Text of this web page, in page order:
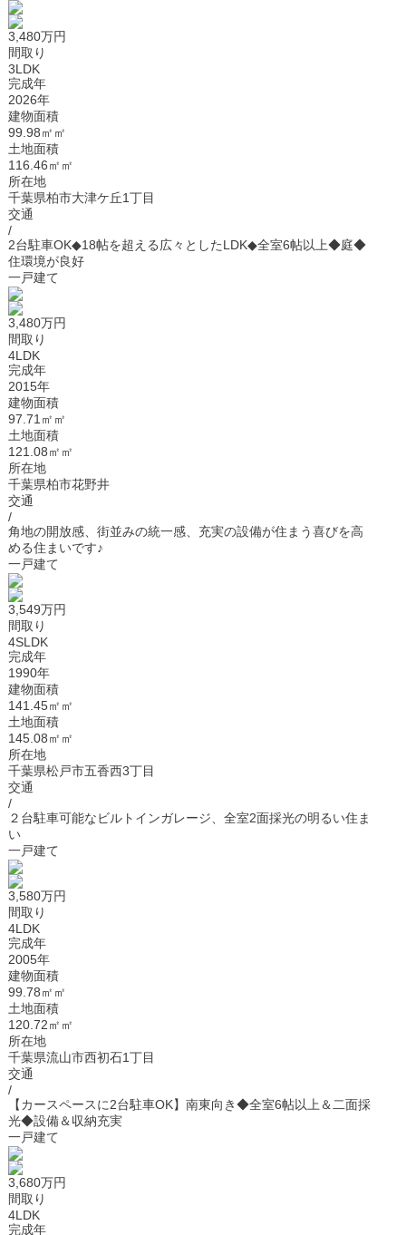
3,480万円
間取り
3LDK
完成年
2026年
建物面積
99.98㎡㎡
土地面積
116.46㎡㎡
所在地
千葉県柏市大津ケ丘1丁目
交通
/
2台駐車OK◆18帖を超える広々としたLDK◆全室6帖以上◆庭◆
住環境が良好
一戸建て
3,480万円
間取り
4LDK
完成年
2015年
建物面積
97.71㎡㎡
土地面積
121.08㎡㎡
所在地
千葉県柏市花野井
交通
/
角地の開放感、街並みの統一感、充実の設備が住まう喜びを高
める住まいです♪
一戸建て
3,549万円
間取り
4SLDK
完成年
1990年
建物面積
141.45㎡㎡
土地面積
145.08㎡㎡
所在地
千葉県松戸市五香西3丁目
交通
/
２台駐車可能なビルトインガレージ、全室2面採光の明るい住ま
い
一戸建て
3,580万円
間取り
4LDK
完成年
2005年
建物面積
99.78㎡㎡
土地面積
120.72㎡㎡
所在地
千葉県流山市西初石1丁目
交通
/
【カースペースに2台駐車OK】南東向き◆全室6帖以上＆二面採
光◆設備＆収納充実
一戸建て
3,680万円
間取り
4LDK
完成年